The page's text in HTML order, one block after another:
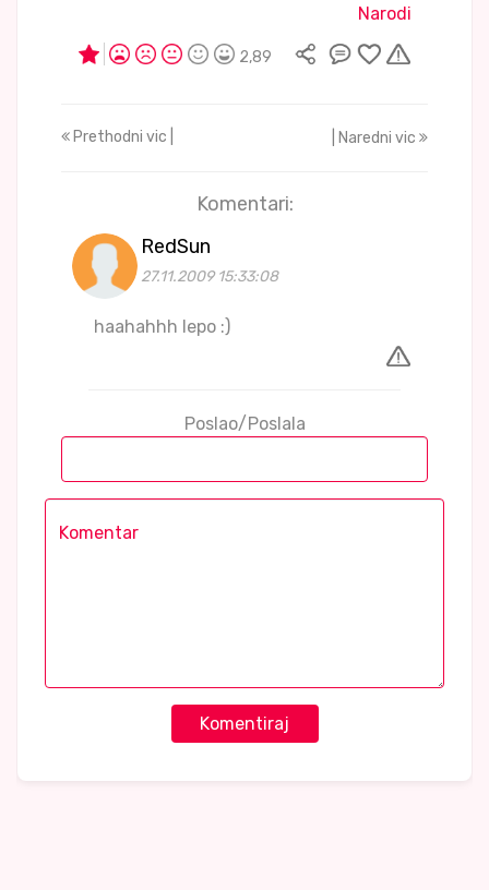
Narodi
2,89
Prethodni vic | | Naredni vic
Komentari:
RedSun
27.11.2009 15:33:08
haahahhh lepo :)
Poslao/Poslala
Komentiraj